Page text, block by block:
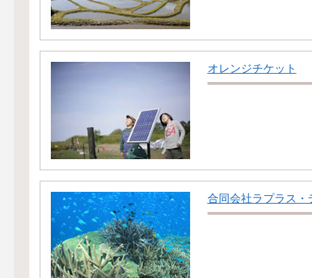
オレンジチケット
合同会社ラプラス・